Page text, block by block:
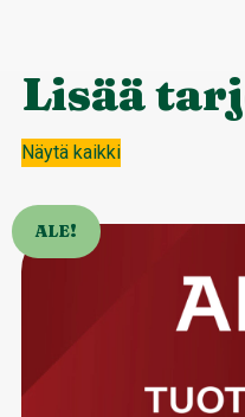
Lisää
Näytä kaikki
ALE!